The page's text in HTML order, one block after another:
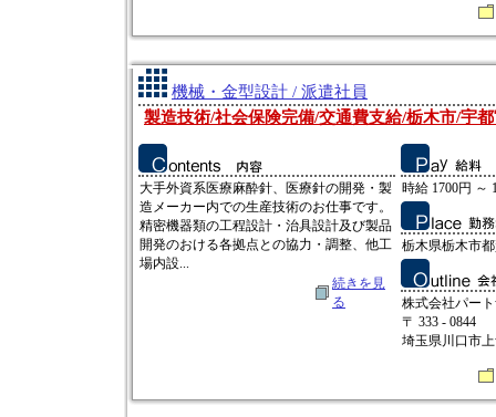
機械・金型設計 / 派遣社員
製造技術/社会保険完備/交通費支給/栃木市/宇
大手外資系医療麻酔針、医療針の開発・製
造メーカー内での生産技術のお仕事です。
精密機器類の工程設計・治具設計及び製品
開発のおける各拠点との協力・調整、他工
場内設...
続きを見
る
時給 1700円 ～
栃木県栃木市
株式会社パー
〒 333 - 0844
埼玉県川口市